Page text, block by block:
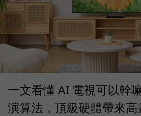
一文看懂 AI 電視可以幹
演算法，頂級硬體帶來